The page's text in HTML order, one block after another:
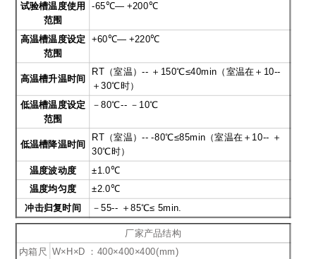
试验槽温度使用
范围
-65℃— +200℃
高温槽温度设定
范围
+60℃— +220℃
高温槽升温时间
RT（室温）-- ＋150℃≤40min（室温在＋10--
＋30℃时）
低温槽温度设定
范围
－80℃-- －10℃
低温槽降温时间
RT（室温）-- -80℃≤85min（室温在＋10-- ＋
30℃时）
温度波动度
±1.0℃
温度均匀度
±2.0℃
冲击归复时间
－55-- ＋85℃≤ 5min.
厂家产品结构
内箱尺 W×H×D ：400×400×400(mm)